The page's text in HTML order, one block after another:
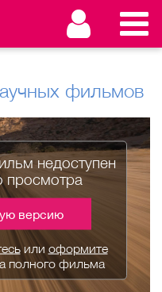
фильмов
недоступен
просмотра
версию
или оформите
полного фильма